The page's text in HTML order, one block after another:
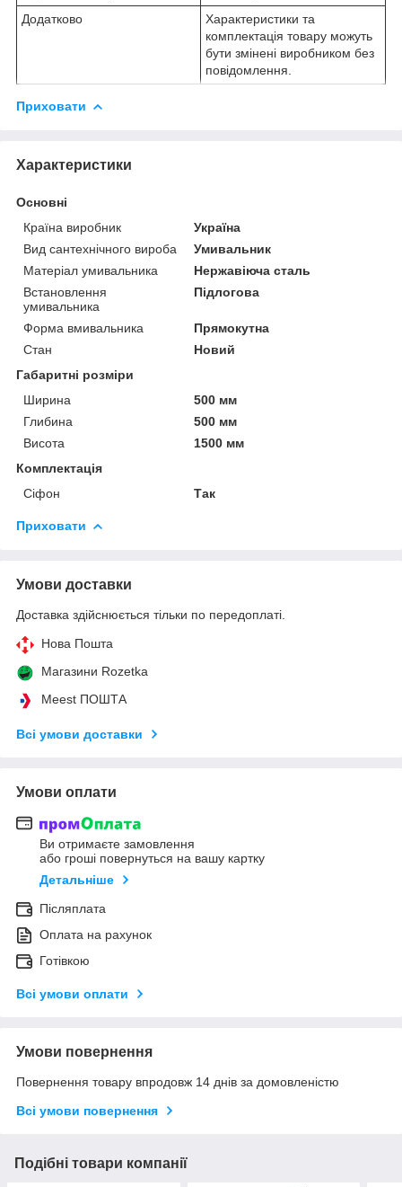
Додатково
Характеристики та
комплектація товару можуть
бути змінені виробником без
повідомлення.
Приховати
Характеристики
Основні
Країна виробник
Україна
Вид сантехнічного вироба
Умивальник
Матеріал умивальника
Нержавіюча сталь
Встановлення
умивальника
Підлогова
Форма вмивальника
Прямокутна
Стан
Новий
Габаритні розміри
Ширина
500 мм
Глибина
500 мм
Висота
1500 мм
Комплектація
Сіфон
Так
Приховати
Умови доставки
Доставка здійснюється тільки по передоплаті.
Нова Пошта
Магазини Rozetka
Meest ПОШТА
Всі умови доставки
Умови оплати
Ви отримаєте замовлення
або гроші повернуться на вашу картку
Детальніше
Післяплата
Оплата на рахунок
Готівкою
Всі умови оплати
Умови повернення
Повернення товару впродовж 14 днів за домовленістю
Всі умови повернення
Подібні товари компанії